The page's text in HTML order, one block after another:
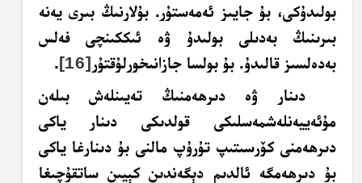
بولىدۇكى، بۇ جايىز ئەمەستۇر. بۇلارنىڭ بىرى يەنە
بىرىنىڭ بەدىلى بولىدۇ ۋە ئىككىنچى فەلس
بەدەلسىز قالىدۇ. بۇ بولسا جازانىخورلۇقتۇر[16]
.
دىنار ۋە دىرھەمنىڭ تەيىنلەش بىلەن
مۇئەييەنلەشمەسلىكى قولدىكى دىنار ياكى
دىرھەمنى كۆرسىتىپ تۇرۇپ مالنى بۇ دىنارغا ياكى
بۇ دىرھەمگە ئالدىم دېگەندىن كېيىن ساتقۇچىغا